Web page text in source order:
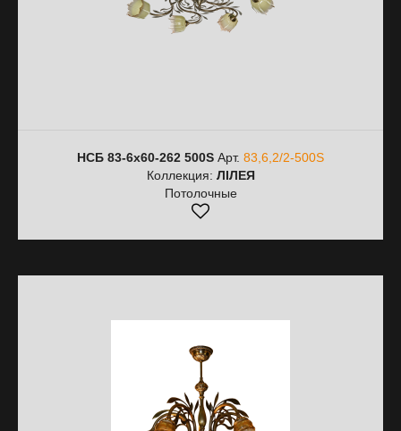
НСБ 83-6х60-262 500S Арт. 83,6,2/2-500S
Коллекция: ЛІЛЕЯ
Потолочные